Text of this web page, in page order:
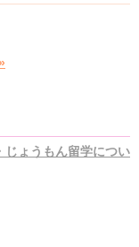
じょうもん留学につい